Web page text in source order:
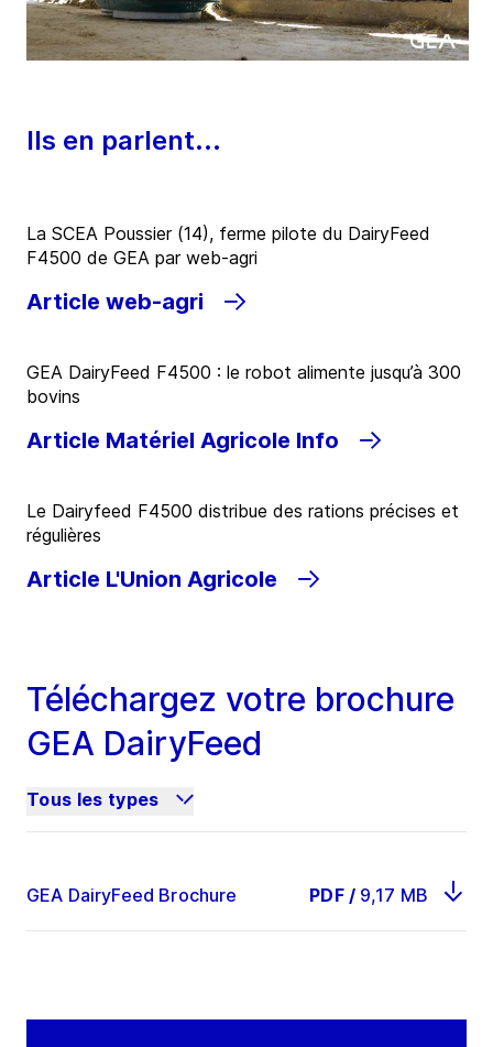
Ils en parlent...
La SCEA Poussier (14), ferme pilote du DairyFeed
F4500 de GEA par web-agri
Article web-agri
GEA DairyFeed F4500 : le robot alimente jusqu’à 300
bovins
Article Matériel Agricole Info
Le Dairyfeed F4500 distribue des rations précises et
régulières
Article L'Union Agricole
Téléchargez votre brochure
GEA DairyFeed
Tous les types
GEA DairyFeed Brochure PDF / 9,17 MB